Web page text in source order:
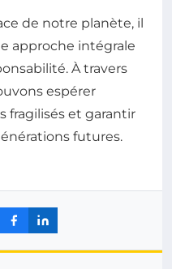
de notre planète, il
approche intégrale
À travers
espérer
fragilisés et garantir
futures.